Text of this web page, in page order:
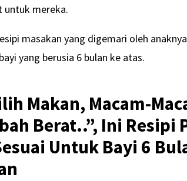
untuk mereka.
masakan yang digemari oleh
yang berusia 6 bulan ke atas.
Makan, Macam-
Berat..”, Ini Resipi
Untuk Bayi 6